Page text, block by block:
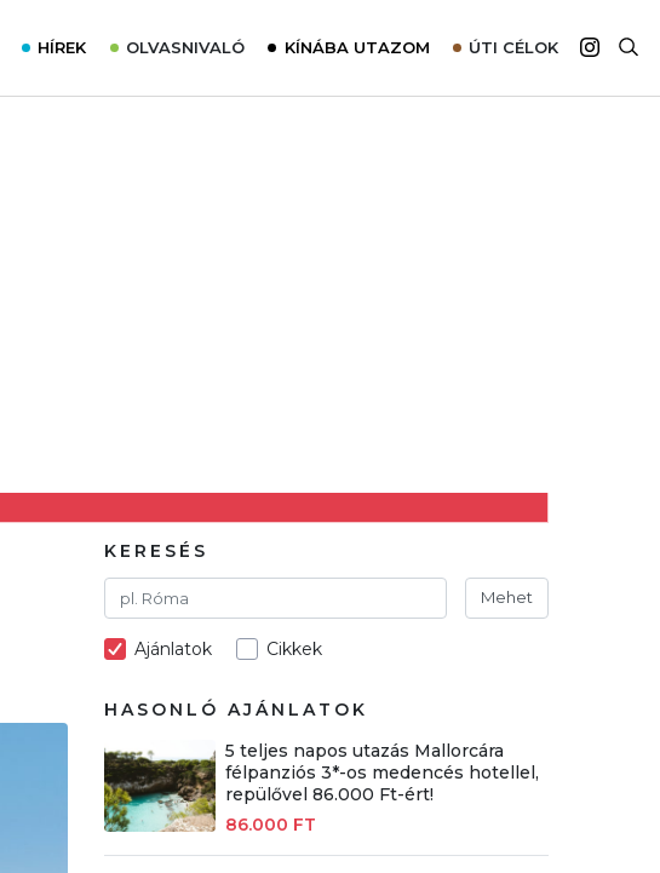
HÍREK OLVASNIVALÓ KÍNÁBA UTAZOM ÚTI CÉLOK
KERESÉS
Mehet
Ajánlatok Cikkek
HASONLÓ AJÁNLATOK
5 teljes napos utazás Mallorcára
félpanziós 3*-os medencés hotellel,
repülővel 86.000 Ft-ért!
86.000 FT